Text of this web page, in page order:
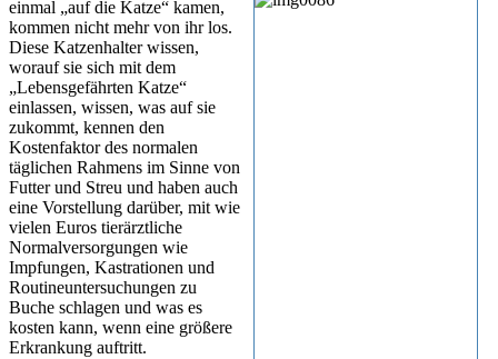
einmal „auf die Katze“ kamen,
kommen nicht mehr von ihr los.
Diese Katzenhalter wissen,
worauf sie sich mit dem
„Lebensgefährten Katze“
einlassen, wissen, was auf sie
zukommt, kennen den
Kostenfaktor des normalen
täglichen Rahmens im Sinne von
Futter und Streu und haben auch
eine Vorstellung darüber, mit wie
vielen Euros tierärztliche
Normalversorgungen wie
Impfungen, Kastrationen und
Routineuntersuchungen zu
Buche schlagen und was es
kosten kann, wenn eine größere
Erkrankung auftritt.